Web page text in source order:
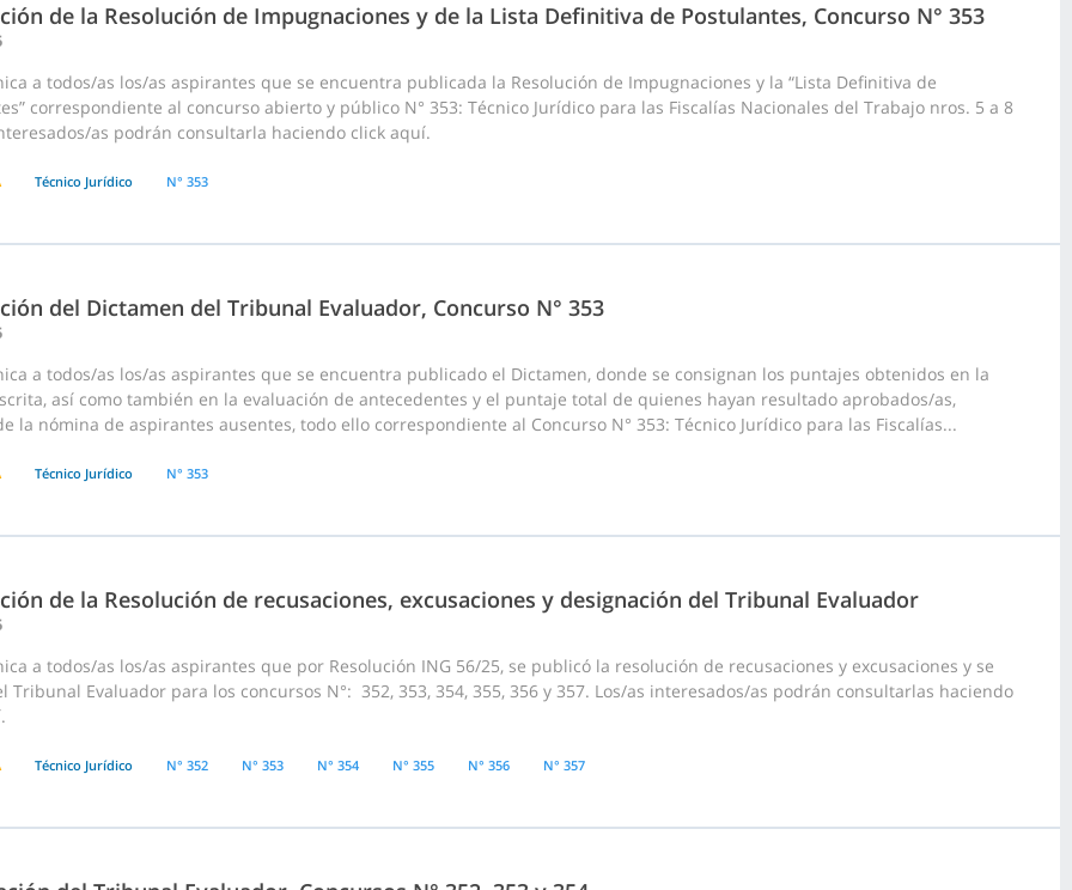
de la Resolución de Impugnaciones y de la Lista Definitiva de Postulantes, Concurso N° 353
a todos/as los/as aspirantes que se encuentra publicada la Resolución de Impugnaciones y la “Lista Definitiva de
correspondiente al concurso abierto y público N° 353: Técnico Jurídico para las Fiscalías Nacionales del Trabajo nros. 5 a 8
as podrán consultarla haciendo click aquí.
Técnico Jurídico N° 353
del Dictamen del Tribunal Evaluador, Concurso N° 353
a todos/as los/as aspirantes que se encuentra publicado el Dictamen, donde se consignan los puntajes obtenidos en la
así como también en la evaluación de antecedentes y el puntaje total de quienes hayan resultado aprobados/as,
la nómina de aspirantes ausentes, todo ello correspondiente al Concurso N° 353: Técnico Jurídico para las Fiscalías...
Técnico Jurídico N° 353
de la Resolución de recusaciones, excusaciones y designación del Tribunal Evaluador
a todos/as los/as aspirantes que por Resolución ING 56/25, se publicó la resolución de recusaciones y excusaciones y se
Tribunal Evaluador para los concursos N°: 352, 353, 354, 355, 356 y 357. Los/as interesados/as podrán consultarlas haciendo
Técnico Jurídico N° 352 N° 353 N° 354 N° 355 N° 356 N° 357